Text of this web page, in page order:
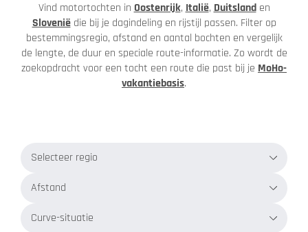
Vind motortochten in Oostenrijk, Italië, Duitslanden
Sloveniëdie bij je dagindeling en rijstijl passen. Filter op
bestemmingsregio, afstand en aantal bochten en vergelijk
de lengte, de duur en speciale route-informatie. Zo wordt de
zoekopdracht voor een tocht een route die past bij je MoHo-
vakantiebasis.
Selecteer regio
Afstand
Curve-situatie